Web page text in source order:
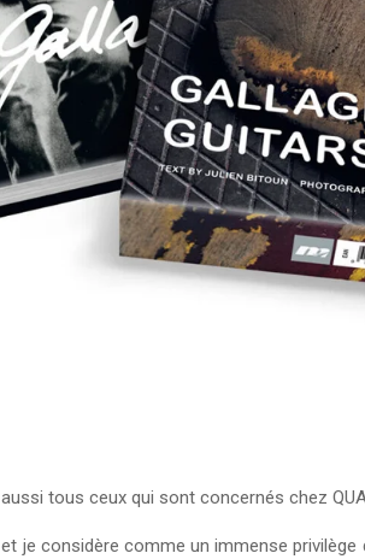
tous ceux qui sont concernés chez
je considère comme un immense